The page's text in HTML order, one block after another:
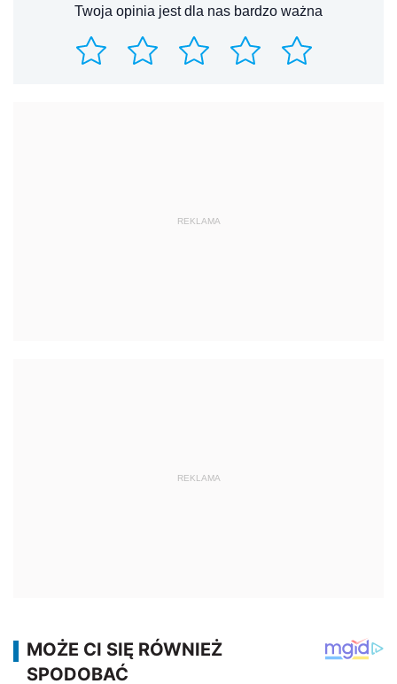
Twoja opinia jest dla nas bardzo ważna
REKLAMA
REKLAMA